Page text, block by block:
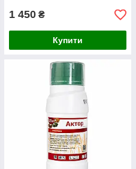
1 450 ₴
Купити